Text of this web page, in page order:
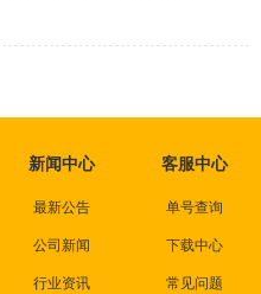
新闻中心
最新公告
公司新闻
行业资讯
客服中心
单号查询
下载中心
常见问题